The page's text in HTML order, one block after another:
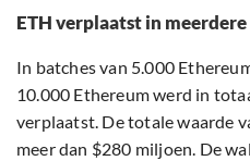
ETH verplaatst in
In batches van 5.000
10.000 Ethereum werd in
verplaatst. De totale waarde
meer dan $280 miljoen. De